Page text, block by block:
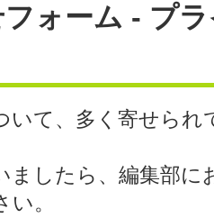
ォーム - プ
いて、多く寄せられ
ましたら、編集部
。